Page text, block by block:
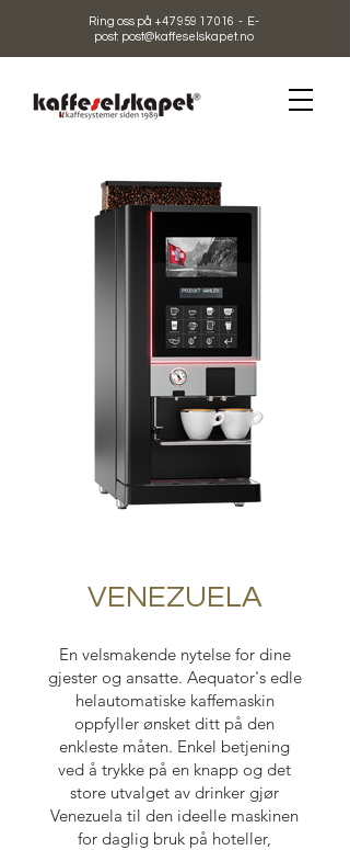
Ring oss på +47 959 17 016 - E-
post: post@kaffeselskapet.no
VENEZUELA
En velsmakende nytelse for dine
gjester og ansatte. Aequator's edle
helautomatiske kaffemaskin
oppfyller ønsket ditt på den
enkleste måten. Enkel betjening
ved å trykke på en knapp og det
store utvalget av drinker gjør
Venezuela til den ideelle maskinen
for daglig bruk på hoteller,